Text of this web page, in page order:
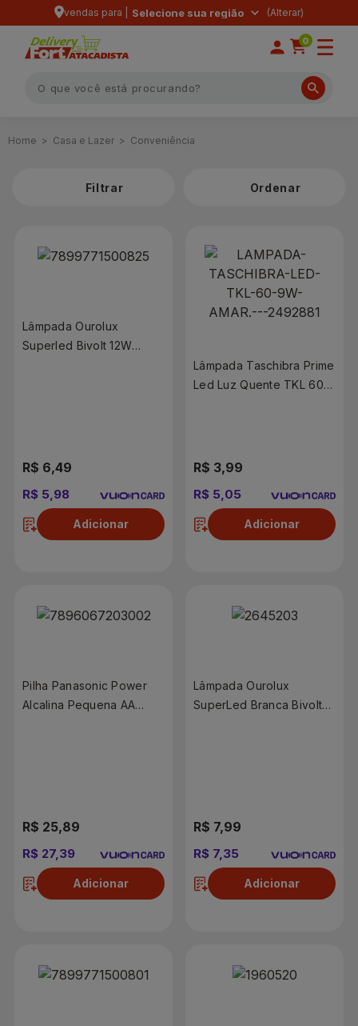
vendas para | Selecione sua região
0
Casa e Lazer Conveniência
Filtrar
Lâmpada Ourolux
Superled Bivolt 12W
R$ 6,49
R$ 5,98
Adicionar
Lâmpada Taschibra Prime
Led Luz Quente TKL 60
R$ 3,99
R$ 5,05
Adicionar
Pilha Panasonic Power
Alcalina Pequena AA
R$ 25,89
R$ 27,39
Adicionar
Lâmpada Ourolux
SuperLed Branca Bivolt
R$ 7,99
R$ 7,35
Adicionar